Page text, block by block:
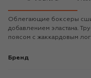
Облегающие боксеры
добавлением эластана.
поясом с жаккардовым
Бренд